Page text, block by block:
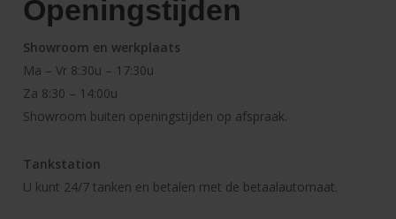
Openingstijden
Showroom en werkplaats
Ma – Vr8:30u – 17:30u
Za 8:30 – 14:00u
Showroom buiten openingstijden op afspraak.
Tankstation
U kunt 24/7 tanken en betalen met de betaalautomaat.